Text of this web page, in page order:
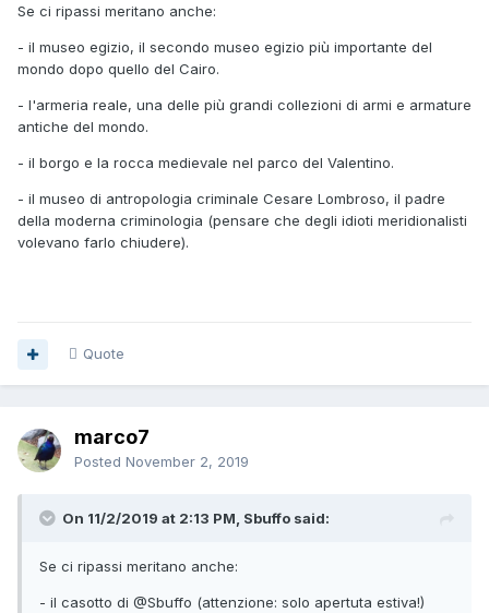
Se ci ripassi meritano anche:
- il museo egizio, il secondo museo egizio più importante del
mondo dopo quello del Cairo.
- l'armeria reale, una delle più grandi collezioni di armi e armature
antiche del mondo.
- il borgo e la rocca medievale nel parco del Valentino.
- il museo di antropologia criminale Cesare Lombroso, il padre
della moderna criminologia (pensare che degli idioti meridionalisti
volevano farlo chiudere).
Quote
marco7
Posted November 2, 2019
On 11/2/2019 at 2:13 PM, Sbuffo said:
Se ci ripassi meritano anche:
- il casotto di @Sbuffo (attenzione: solo apertuta estiva!)